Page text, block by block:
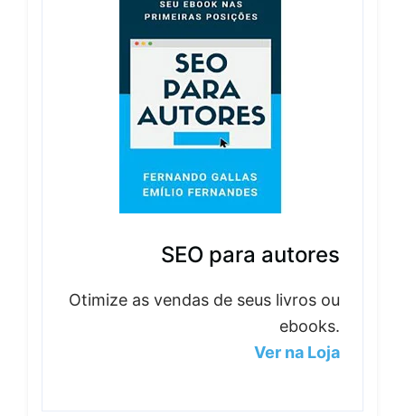
SEO para autores
Otimize as vendas de seus livros ou
ebooks.
Ver na Loja